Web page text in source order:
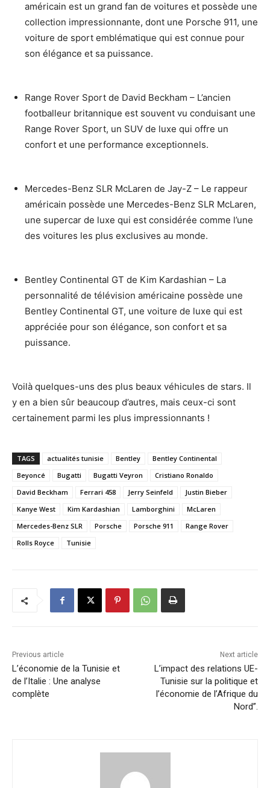
américain est un grand fan de voitures et possède une
collection impressionnante, dont une Porsche 911, une
voiture de sport emblématique qui est connue pour
son élégance et sa puissance.
Range Rover Sport de David Beckham – L’ancien
footballeur britannique est souvent vu conduisant une
Range Rover Sport, un SUV de luxe qui offre un
confort et une performance exceptionnels.
Mercedes-Benz SLR McLaren de Jay-Z – Le rappeur
américain possède une Mercedes-Benz SLR McLaren,
une supercar de luxe qui est considérée comme l’une
des voitures les plus exclusives au monde.
Bentley Continental GT de Kim Kardashian – La
personnalité de télévision américaine possède une
Bentley Continental GT, une voiture de luxe qui est
appréciée pour son élégance, son confort et sa
puissance.
Voilà quelques-uns des plus beaux véhicules de stars. Il
y en a bien sûr beaucoup d’autres, mais ceux-ci sont
certainement parmi les plus impressionnants !
TAGS actualités tunisie Bentley
Bentley Continental
Beyoncé
Bugatti Bugatti Veyron
Cristiano Ronaldo
David Beckham
Ferrari 458 Jerry Seinfeld
Justin Bieber
Kanye West
Kim Kardashian Lamborghini
McLaren
Mercedes-Benz SLR
Porsche Porsche 911
Range Rover
Rolls Royce
Tunisie
Previous article
L’économie de la Tunisie et
de l’Italie : Une analyse
complète
Next article
L’impact des relations UE-
Tunisie sur la politique et
l’économie de l’Afrique du
Nord”.